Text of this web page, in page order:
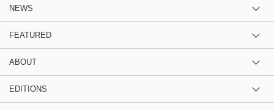
NEWS
FEATURED
ABOUT
EDITIONS